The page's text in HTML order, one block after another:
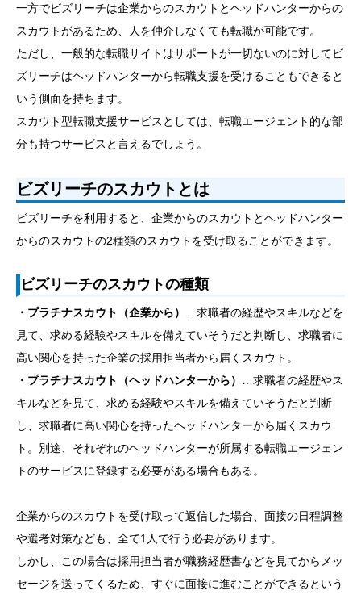
一方でビズリーチは企業からのスカウトとヘッドハンターからの
スカウトがあるため、人を仲介しなくても転職が可能です。
ただし、一般的な転職サイトはサポートが一切ないのに対してビ
ズリーチはヘッドハンターから転職支援を受けることもできると
いう側面を持ちます。
スカウト型転職支援サービスとしては、転職エージェント的な部
分も持つサービスと言えるでしょう。
ビズリーチのスカウトとは
ビズリーチを利用すると、企業からのスカウトとヘッドハンター
からのスカウトの2種類のスカウトを受け取ることができます。
ビズリーチのスカウトの種類
・プラチナスカウト（企業から）
…求職者の経歴やスキルなどを
見て、求める経験やスキルを備えていそうだと判断し、求職者に
高い関心を持った企業の採用担当者から届くスカウト。
・プラチナスカウト（ヘッドハンターから）
…求職者の経歴やス
キルなどを見て、求める経験やスキルを備えていそうだと判断
し、求職者に高い関心を持ったヘッドハンターから届くスカウ
ト。別途、それぞれのヘッドハンターが所属する転職エージェン
トのサービスに登録する必要がある場合もある。
企業からのスカウトを受け取って返信した場合、面接の日程調整
や選考対策なども、全て1人で行う必要があります。
しかし、この場合は採用担当者が職務経歴書などを見てからメッ
セージを送ってくるため、すぐに面接に進むことができるという